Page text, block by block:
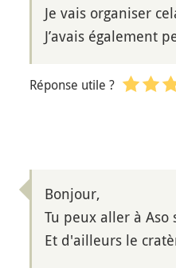
Je vais organiser
J’avais également
Réponse utile ?
Bonjour,
Tu peux aller à
Et d'ailleurs le